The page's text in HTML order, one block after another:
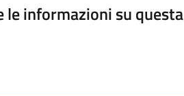
le informazioni su questa